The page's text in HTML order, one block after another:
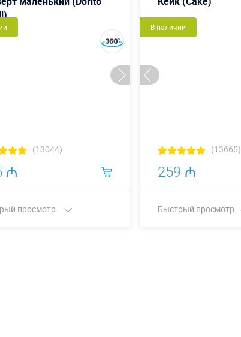
(13044)
₼
просмотр
В наличии
(13665)
259 ₼
Быстрый просмотр